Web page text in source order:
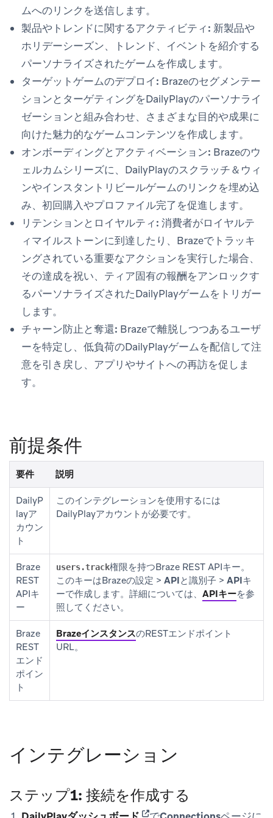
ムへのリンクを送信します。
製品やトレンドに関するアクティビティ: 新製品や
ホリデーシーズン、トレンド、イベントを紹介する
パーソナライズされたゲームを作成します。
ターゲットゲームのデプロイ: Brazeのセグメンテー
ションとターゲティングをDailyPlayのパーソナライ
ゼーションと組み合わせ、さまざまな目的や成果に
向けた魅力的なゲームコンテンツを作成します。
オンボーディングとアクティベーション: Brazeのウ
ェルカムシリーズに、DailyPlayのスクラッチ＆ウィ
ンやインスタントリビールゲームのリンクを埋め込
み、初回購入やプロファイル完了を促進します。
リテンションとロイヤルティ: 消費者がロイヤルテ
ィマイルストーンに到達したり、Brazeでトラッキ
ングされている重要なアクションを実行した場合、
その達成を祝い、ティア固有の報酬をアンロックす
るパーソナライズされたDailyPlayゲームをトリガー
します。
チャーン防止と奪還: Brazeで離脱しつつあるユーザ
ーを特定し、低負荷のDailyPlayゲームを配信して注
意を引き戻し、アプリやサイトへの再訪を促しま
す。
前提条件
要件 説明
DailyP
layア
カウン
ト
このインテグレーションを使用するには
DailyPlayアカウントが必要です。
Braze
REST
APIキ
ー
users.track権限を持つBraze REST APIキー。
このキーはBrazeの設定 > APIと識別子 > APIキ
ーで作成します。詳細については、 APIキーを参
照してください。
Braze
REST
エンド
ポイン
ト
BrazeインスタンスのRESTエンドポイント
URL。
インテグレーション
ステップ1: 接続を作成する
(opens in new tab)